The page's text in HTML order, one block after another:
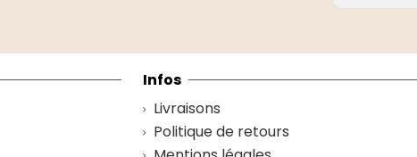
Infos
Livraisons
Politique de retours